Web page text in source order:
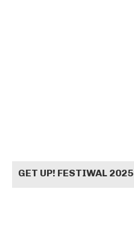
GET UP! FESTIWAL 2025